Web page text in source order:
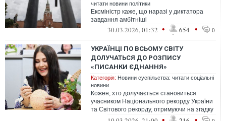
читати новини політики
Ексміністр каже, що наразі у диктатора
завдання амбітніші
30.03.2026, 01:32 • 654 • 0
УКРАЇНЦІ ПО ВСЬОМУ СВІТУ
ДОЛУЧАТЬСЯ ДО РОЗПИСУ
«ПИСАНКИ ЄДНАННЯ»
Категорія: Новини суспільства: читати соціальні
новини
Кожен, хто долучається становиться
учасником Національного рекорду України
та Світового рекорду, отримуючи на згадку
памʼятний сертифікат